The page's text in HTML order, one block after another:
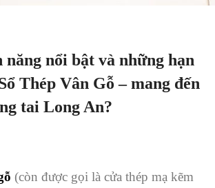
năng nổi bật và những hạn
Thép Vân Gỗ – mang đến
tai Long An?
(còn được gọi là cửa thép mạ kẽm